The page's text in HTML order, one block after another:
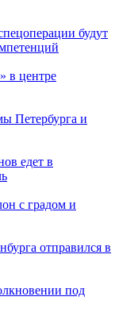
будут
в центре
Петербурга и
едет в
с градом и
отправился в
под